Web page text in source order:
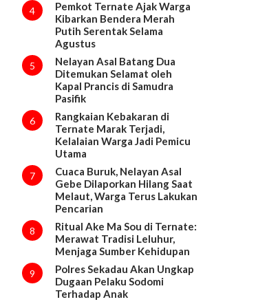
4
Pemkot Ternate Ajak Warga
Kibarkan Bendera Merah
Putih Serentak Selama
Agustus
5
Nelayan Asal Batang Dua
Ditemukan Selamat oleh
Kapal Prancis di Samudra
Pasifik
6
Rangkaian Kebakaran di
Ternate Marak Terjadi,
Kelalaian Warga Jadi Pemicu
Utama
7
Cuaca Buruk, Nelayan Asal
Gebe Dilaporkan Hilang Saat
Melaut, Warga Terus Lakukan
Pencarian
8
Ritual Ake Ma Sou di Ternate:
Merawat Tradisi Leluhur,
Menjaga Sumber Kehidupan
9
Polres Sekadau Akan Ungkap
Dugaan Pelaku Sodomi
Terhadap Anak